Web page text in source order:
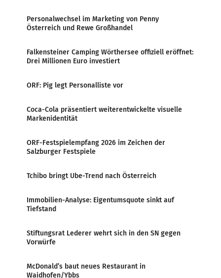
Personalwechsel im Marketing von Penny
Österreich und Rewe Großhandel
Falkensteiner Camping Wörthersee offiziell eröffnet:
Drei Millionen Euro investiert
ORF: Pig legt Personalliste vor
Coca-Cola präsentiert weiterentwickelte visuelle
Markenidentität
ORF-Festspielempfang 2026 im Zeichen der
Salzburger Festspiele
Tchibo bringt Ube-Trend nach Österreich
Immobilien-Analyse: Eigentumsquote sinkt auf
Tiefstand
Stiftungsrat Lederer wehrt sich in den SN gegen
Vorwürfe
McDonald’s baut neues Restaurant in
Waidhofen/Ybbs